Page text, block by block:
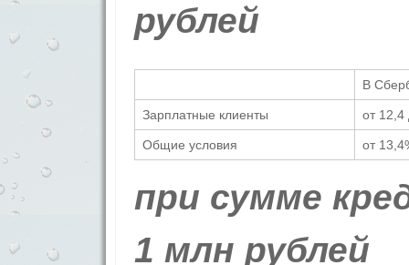
рублей
В
Зарплатные клиенты от 12,4
Общие условия от
при сумме
1 млн рублей